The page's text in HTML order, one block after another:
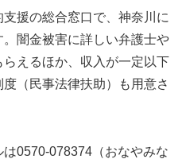
援の総合窓口で、神奈川に
闇金被害に詳しい弁護士や
えるほか、収入が一定以下
（民事法律扶助）も用意さ
0570-078374（おなやみな